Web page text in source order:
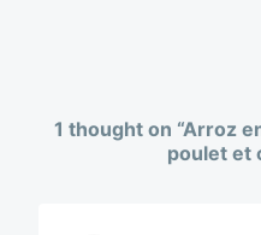
1 thought on “Arroz
poulet et